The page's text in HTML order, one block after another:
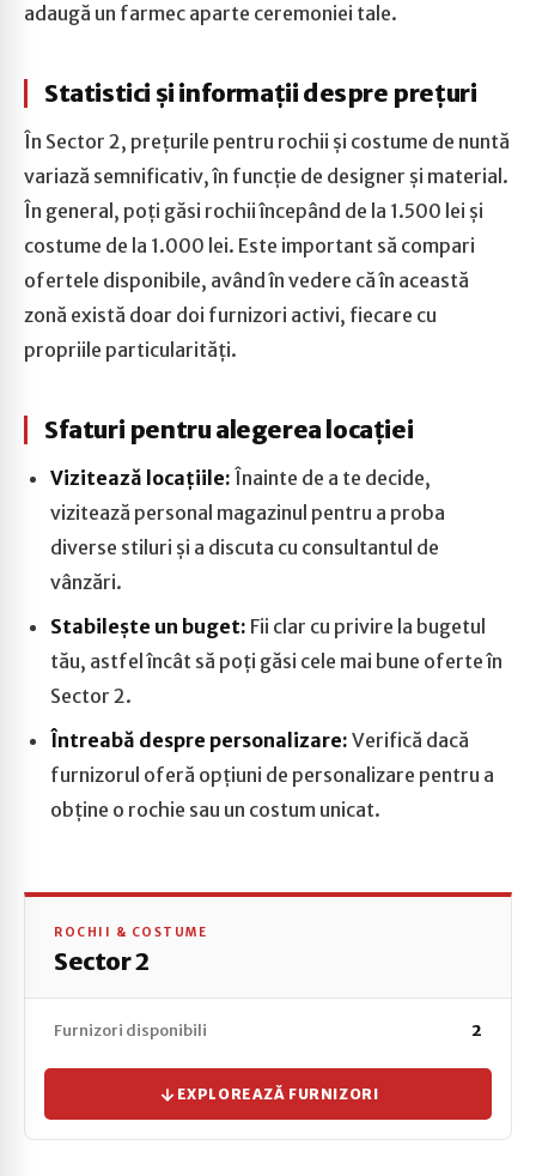
adaugă un farmec aparte ceremoniei tale.
Statistici și informații despre prețuri
În Sector 2, prețurile pentru rochii și costume de nuntă
variază semnificativ, în funcție de designer și material.
În general, poți găsi rochii începând de la 1.500 lei și
costume de la 1.000 lei. Este important să compari
ofertele disponibile, având în vedere că în această
zonă există doar doi furnizori activi, fiecare cu
propriile particularități.
Sfaturi pentru alegerea locației
Vizitează locațiile: Înainte de a te decide,
vizitează personal magazinul pentru a proba
diverse stiluri și a discuta cu consultantul de
vânzări.
Stabilește un buget: Fii clar cu privire la bugetul
tău, astfel încât să poți găsi cele mai bune oferte în
Sector 2.
Întreabă despre personalizare: Verifică dacă
furnizorul oferă opțiuni de personalizare pentru a
obține o rochie sau un costum unicat.
ROCHII & COSTUME
Sector 2
Furnizori disponibili 2
EXPLOREAZĂ FURNIZORI